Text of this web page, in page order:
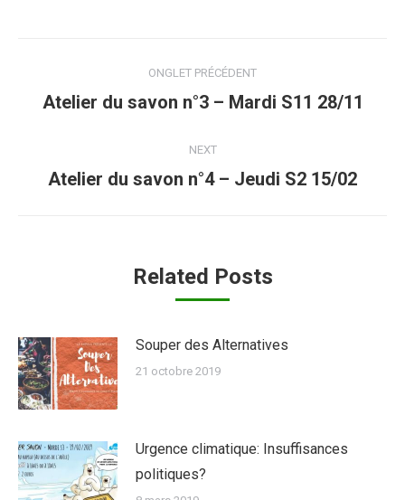
navigation
ONGLET PRÉCÉDENT
Previous
Atelier du savon n°3 – Mardi S11 28/11
NEXT
Next
Atelier du savon n°4 – Jeudi S2 15/02
Related Posts
Souper des Alternatives
21 octobre 2019
Urgence climatique: Insuffisances
politiques?